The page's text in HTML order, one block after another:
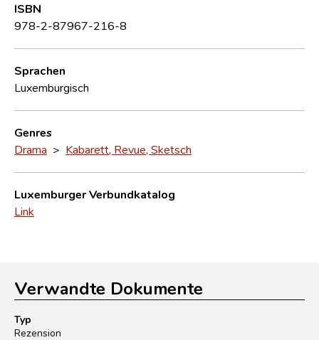
ISBN
978-2-87967-216-8
Sprachen
Luxemburgisch
Genres
Drama > Kabarett, Revue, Sketsch
Luxemburger Verbundkatalog
Link
Verwandte Dokumente
Typ
Rezension